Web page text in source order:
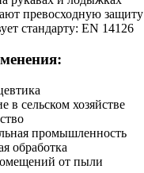
превосходную защиту
стандарту: EN 14126
в сельском хозяйстве
промышленность
обработка
от пыли